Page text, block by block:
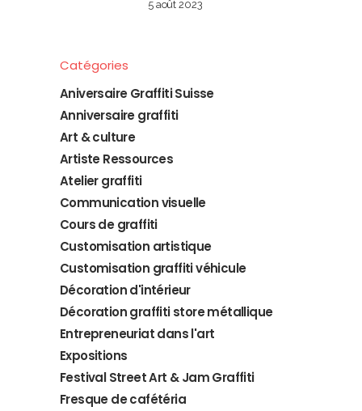
5 août 2023
Catégories
Aniversaire Graffiti Suisse
Anniversaire graffiti
Art & culture
Artiste Ressources
Atelier graffiti
Communication visuelle
Cours de graffiti
Customisation artistique
Customisation graffiti véhicule
Décoration d'intérieur
Décoration graffiti store métallique
Entrepreneuriat dans l'art
Expositions
Festival Street Art & Jam Graffiti
Fresque de cafétéria